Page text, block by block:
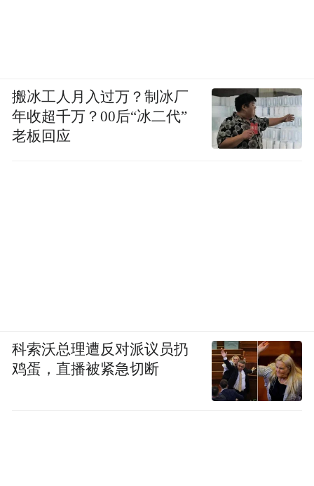
搬冰工人月入过万？制冰厂
年收超千万？00后“冰二代”
老板回应
科索沃总理遭反对派议员扔
鸡蛋，直播被紧急切断